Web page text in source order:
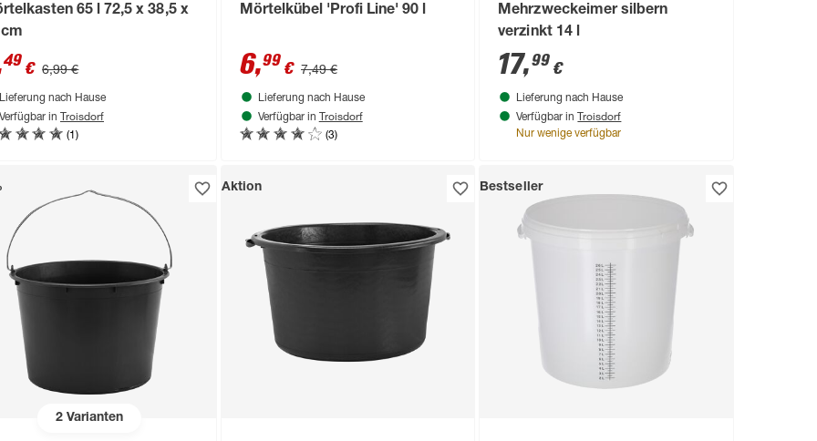
65 l 72,5 x 38,5 x
49 € 6,99 €
Lieferung nach Hause
Verfügbar in Troisdorf
(1)
Mörtelkübel 'Profi Line' 90 l
6,99€ 7,49 €
Lieferung nach Hause
Verfügbar in Troisdorf
(3)
Mehrzweckeimer silbern
verzinkt 14 l
17,99 €
Lieferung nach Hause
Verfügbar in Troisdorf
Nur wenige verfügbar
2Varianten
Aktion Bestseller